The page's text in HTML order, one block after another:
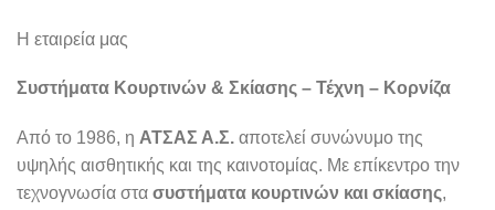
Η εταιρεία μας
Συστήματα Κουρτινών & Σκίασης – Τέχνη – Κορνίζα
Από το 1986, η ΑΤΣΑΣ Α.Σ. αποτελεί συνώνυμο της
υψηλής αισθητικής και της καινοτομίας. Με επίκεντρο την
τεχνογνωσία στα συστήματα κουρτινών και σκίασης,